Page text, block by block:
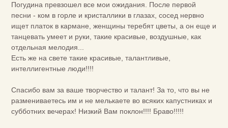
Погудина превзошел все мои ожидания. После первой
песни - ком в горле и кристаллики в глазах, сосед нервно
ищет платок в кармане, женщины теребят цветы, а он еще и
танцевать умеет и руки, такие красивые, воздушные, как
отдельная мелодия...
Есть же на свете такие красивые, талантливые,
интеллигентные люди!!!!
Спасибо вам за ваше творчество и талант! За то, что вы не
размениваетесь им и не мелькаете во всяких капустниках и
субботних вечерах! Низкий Вам поклон!!!! Браво!!!!!